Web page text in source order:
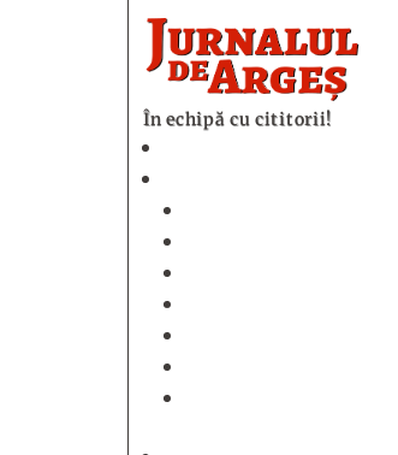
În echipă cu cititorii!